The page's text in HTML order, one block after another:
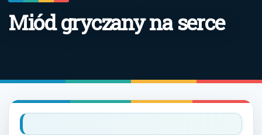
Miód gryczany na serce